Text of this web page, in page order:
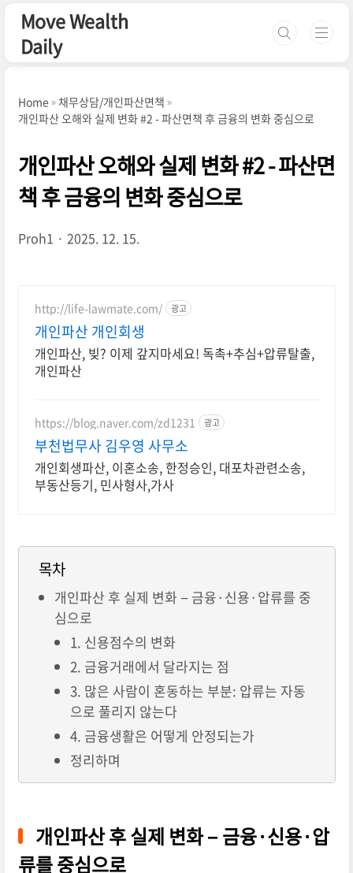
Move Wealth
Daily
Home
채무상담/개인파산면책
개인파산 오해와 실제 변화 #2 - 파산면책 후 금융의 변화 중심으로
개인파산 오해와 실제 변화 #2 - 파산면
책 후 금융의 변화 중심으로
Proh1 2025. 12. 15.
http://life-lawmate.com/ 광고
개인파산 개인회생
개인파산, 빚? 이제 갚지마세요! 독촉+추심+압류탈출,
개인파산
https://blog.naver.com/zd1231 광고
부천법무사 김우영 사무소
개인회생파산, 이혼소송, 한정승인, 대포차관련소송,
부동산등기, 민사형사,가사
목차
개인파산 후 실제 변화 − 금융·신용·압류를 중
심으로
1. 신용점수의 변화
2. 금융거래에서 달라지는 점
3. 많은 사람이 혼동하는 부분: 압류는 자동
으로 풀리지 않는다
4. 금융생활은 어떻게 안정되는가
정리하며
개인파산 후 실제 변화 − 금융·신용·압
류를 중심으로